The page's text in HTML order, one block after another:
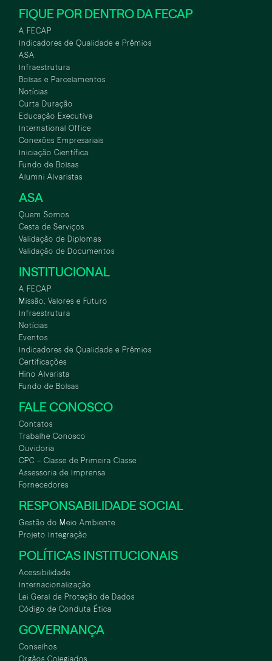
FIQUE POR DENTRO DA FECAP
A FECAP
Indicadores de Qualidade e Prêmios
ASA
Infraestrutura
Bolsas e Parcelamentos
Notícias
Curta Duração
Educação Executiva
International Office
Conexões Empresariais
Iniciação Científica
Fundo de Bolsas
Alumni Alvaristas
ASA
Quem Somos
Cesta de Serviços
Validação de Diplomas
Validação de Documentos
INSTITUCIONAL
A FECAP
Missão, Valores e Futuro
Infraestrutura
Notícias
Eventos
Indicadores de Qualidade e Prêmios
Certificações
Hino Alvarista
Fundo de Bolsas
FALE CONOSCO
Contatos
Trabalhe Conosco
Ouvidoria
CPC – Classe de Primeira Classe
Assessoria de Imprensa
Fornecedores
RESPONSABILIDADE SOCIAL
Gestão do Meio Ambiente
Projeto Integração
POLÍTICAS INSTITUCIONAIS
Acessibilidade
Internacionalização
Lei Geral de Proteção de Dados
Código de Conduta Ética
GOVERNANÇA
Conselhos
Orgãos Colegiados